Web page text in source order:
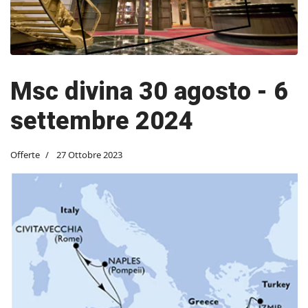
Msc divina 30 agosto - 6
settembre 2024
Offerte 27 Ottobre 2023